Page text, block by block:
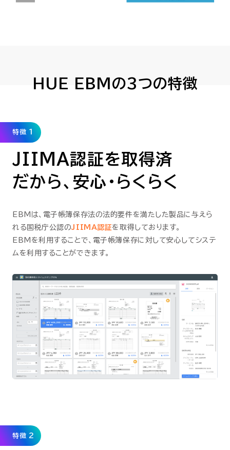
HUE EBMの3つの特徴
特徴 1
JIIMA認証を取得済
だから、安心・らくらく
EBMは、電子帳簿保存法の法的要件を満たした製品に与えら
れる国税庁公認のJIIMA認証を取得しております。
EBMを利用することで、電子帳簿保存に対して安心してシステ
ムを利用することができます。
特徴 2